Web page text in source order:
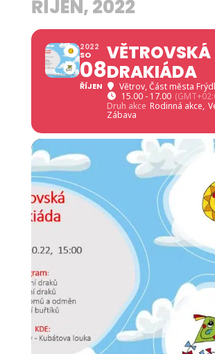
ŘÍJEN, 2022
2022
SO
08
ŘÍJEN
VĚTROVSKÁ
DRAKIÁDA
Větrov, Část města
15.00 - 17.00
Druh akce Rodinná akce,
Zábava